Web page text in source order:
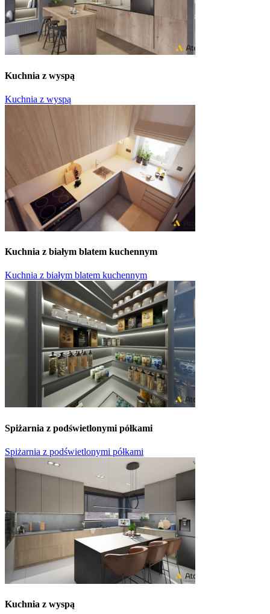
Kuchnia z wyspą
Kuchnia z wyspą
Kuchnia z białym blatem kuchennym
Kuchnia z białym blatem kuchennym
Spiżarnia z podświetlonymi półkami
Spiżarnia z podświetlonymi półkami
Kuchnia z wyspą